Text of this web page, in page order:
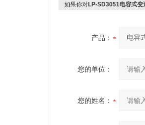
如果你对LP-SD3051电容式变
产品：
您的单位：
您的姓名：